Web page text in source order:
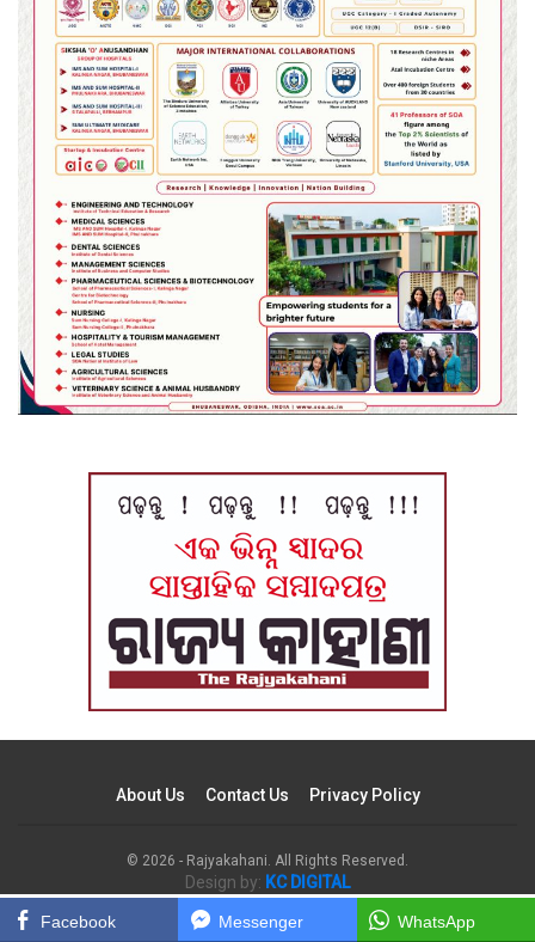
About Us Contact Us Privacy Policy
© 2026 - Rajyakahani. All Rights Reserved.
Design by: KC DIGITAL
Facebook Messenger WhatsApp